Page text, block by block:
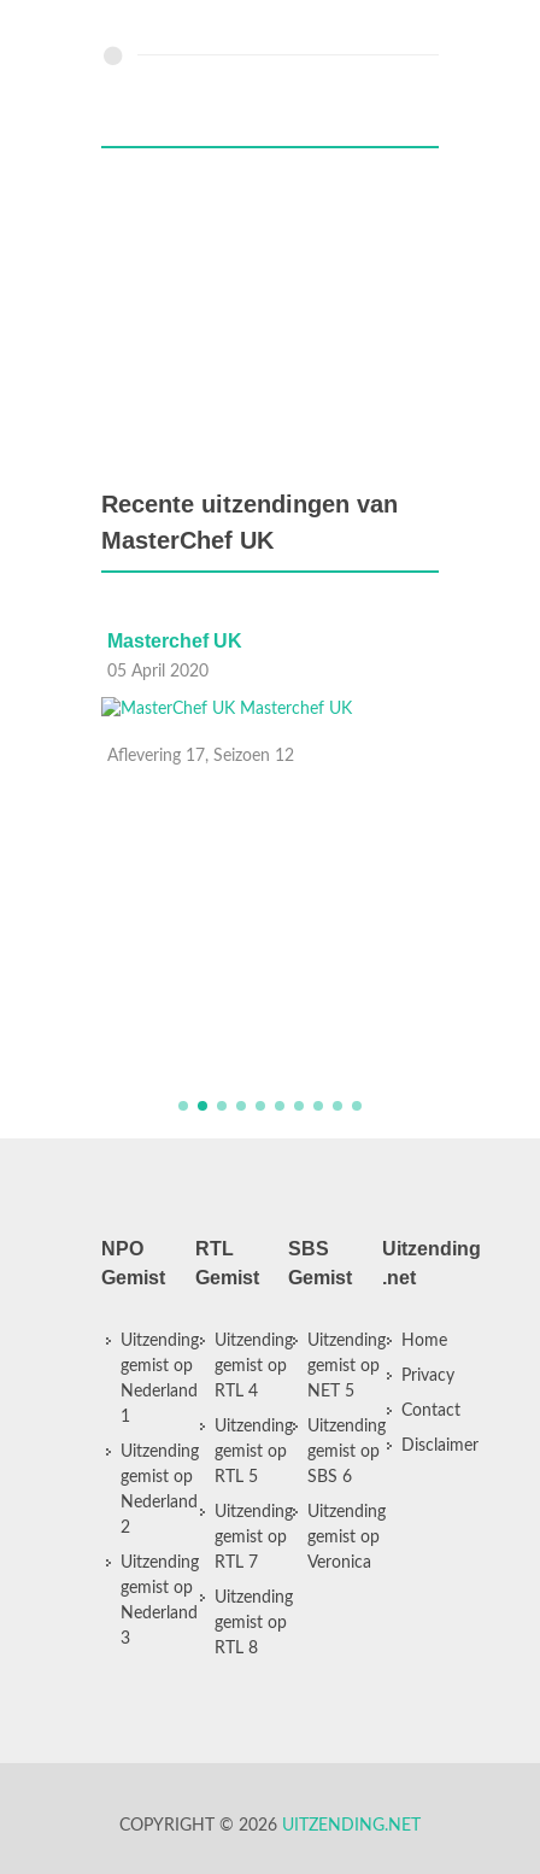
Recente uitzendingen van
MasterChef UK
Masterchef UK
05 April 2020
Aflevering 17, Seizoen 12
NPO
Gemist
Uitzending
gemist op
Nederland
1
Uitzending
gemist op
Nederland
2
Uitzending
gemist op
Nederland
3
RTL
Gemist
Uitzending
gemist op
RTL 4
Uitzending
gemist op
RTL 5
Uitzending
gemist op
RTL 7
Uitzending
gemist op
RTL 8
SBS
Gemist
Uitzending
gemist op
NET 5
Uitzending
gemist op
SBS 6
Uitzending
gemist op
Veronica
Uitzending
.net
Home
Privacy
Contact
Disclaimer
COPYRIGHT © 2026 UITZENDING.NET